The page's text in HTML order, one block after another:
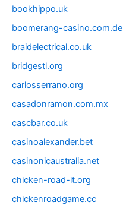
bookhippo.uk
boomerang-casino.com.de
braidelectrical.co.uk
bridgestl.org
carlosserrano.org
casadonramon.com.mx
cascbar.co.uk
casinoalexander.bet
casinonicaustralia.net
chicken-road-it.org
chickenroadgame.cc